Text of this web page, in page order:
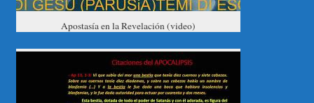
Apostasía en la Revelación (video)